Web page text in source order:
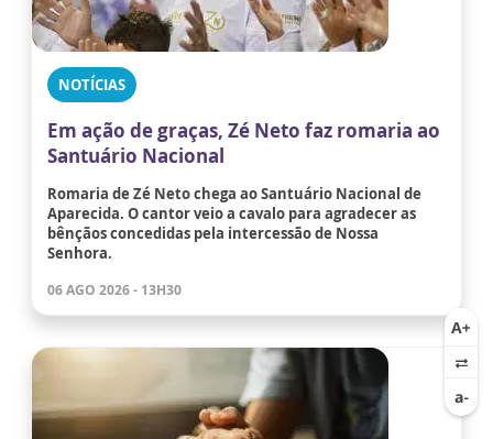
NOTÍCIAS
Em ação de graças, Zé Neto faz romaria ao
Santuário Nacional
Romaria de Zé Neto chega ao Santuário Nacional de
Aparecida. O cantor veio a cavalo para agradecer as
bênçãos concedidas pela intercessão de Nossa
Senhora.
06 AGO 2026 - 13H30